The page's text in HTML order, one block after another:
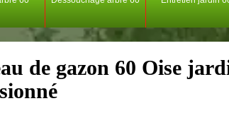
de gazon 60 Oise